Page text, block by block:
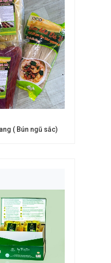
( Bún ngũ sắc)